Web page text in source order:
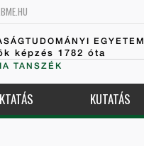
EGYETEM
képzés 1782 óta
TANSZÉK
KUTATÁS